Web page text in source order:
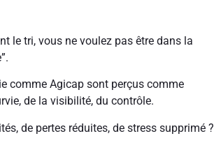
le tri, vous ne voulez pas être dans la
comme Agicap sont perçus comme
de la visibilité, du contrôle.
de pertes réduites, de stress supprimé ?